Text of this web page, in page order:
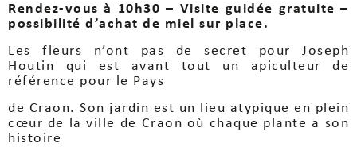
Rendez-vous à 10h30 – Visite guidée gratuite –
possibilité d’achat de miel sur place.
Les fleurs n’ont pas de secret pour Joseph
Houtin qui est avant tout un apiculteur de
référence pour le Pays
de Craon. Son jardin est un lieu atypique en plein
cœur de la ville de Craon où chaque plante a son
histoire